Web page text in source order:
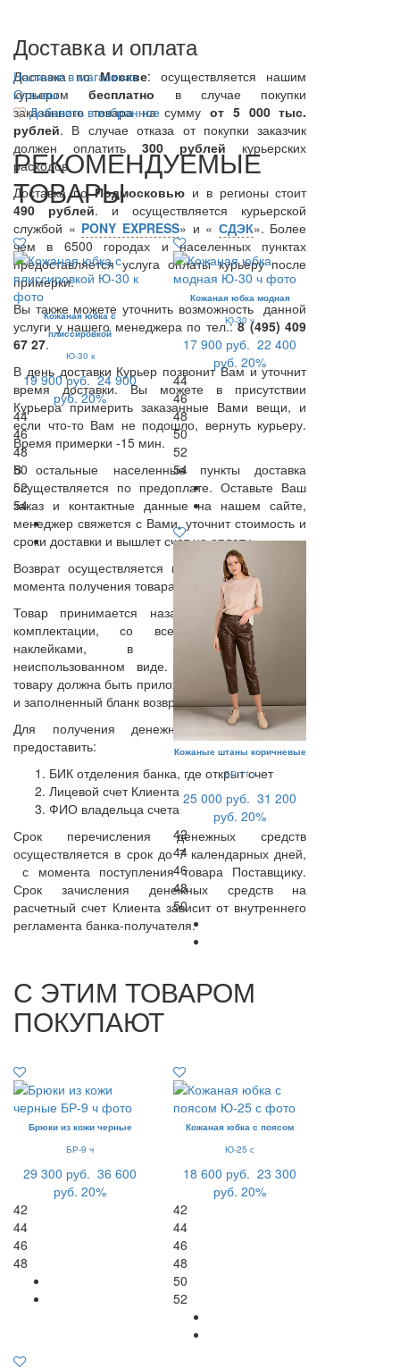
Доставка и оплата
Доставка поМоскве: осуществляется нашим
курьеромбесплатно в случае покупки
заказанного товара на суммуот 5 000 тыс.
рублей. В случае отказа от покупки заказчик
должен оплатить300 рублей курьерских
расходов.
Доставка поПодмосковью и в регионы стоит
490 рублей. и осуществляется курьерской
службой « PONY EXPRESS» и « СДЭК». Более
чем в 6500 городах и населенных пунктах
предоставляется услуга оплаты курьеру после
примерки.
Вы также можете уточнить возможность данной
услуги у нашего менеджера по тел.:8 (495) 409
67 27.
В день доставки Курьер позвонит Вам и уточнит
время доставки. Вы можете в присутствии
Курьера примерить заказанные Вами вещи, и
если что-то Вам не подошло, вернуть курьеру.
Время примерки -15 мин.
В остальные населенные пункты доставка
осуществляется по предоплате. Оставьте Ваш
заказ и контактные данные на нашем сайте,
менеджер свяжется с Вами, уточнит стоимость и
сроки доставки и вышлет счет на оплату.
Возврат осуществляется в течении 14 дней с
момента получения товара покупателем.
Товар принимается назад только в полной
комплектации, со всеми упаковками и
наклейками, в непоношенном /
неиспользованном виде. К возвращаемому
товару должна быть приложена копия накладной
и заполненный бланк возврата.
Для получения денежных средств Нужно
предоставить:
БИК отделения банка, где открыт счет
Лицевой счет Клиента
ФИО владельца счета
Срок перечисления денежных средств
осуществляется в срок до 7 календарных дней,
с момента поступления товара Поставщику.
Срок зачисления денежных средств на
расчетный счет Клиента зависит от внутреннего
регламента банка-получателя.
Наличие в магазинах
Отзывы
Добавить в избранное
РЕКОМЕНДУЕМЫЕ
ТОВАРЫ
Кожаная юбка с
плиссировкой
Ю-30 к
19 900 руб. 24 900
руб. 20%
44
46
48
50
52
54
Кожаная юбка модная
Ю-30 ч
17 900 руб. 22 400
руб. 20%
44
46
48
50
52
54
Кожаные штаны коричневые
БР-11 к
25 000 руб. 31 200
руб. 20%
42
44
46
48
50
С ЭТИМ ТОВАРОМ
ПОКУПАЮТ
Брюки из кожи черные
БР-9 ч
29 300 руб. 36 600
руб. 20%
42
44
46
48
Кожаная юбка с поясом
Ю-25 с
18 600 руб. 23 300
руб. 20%
42
44
46
48
50
52